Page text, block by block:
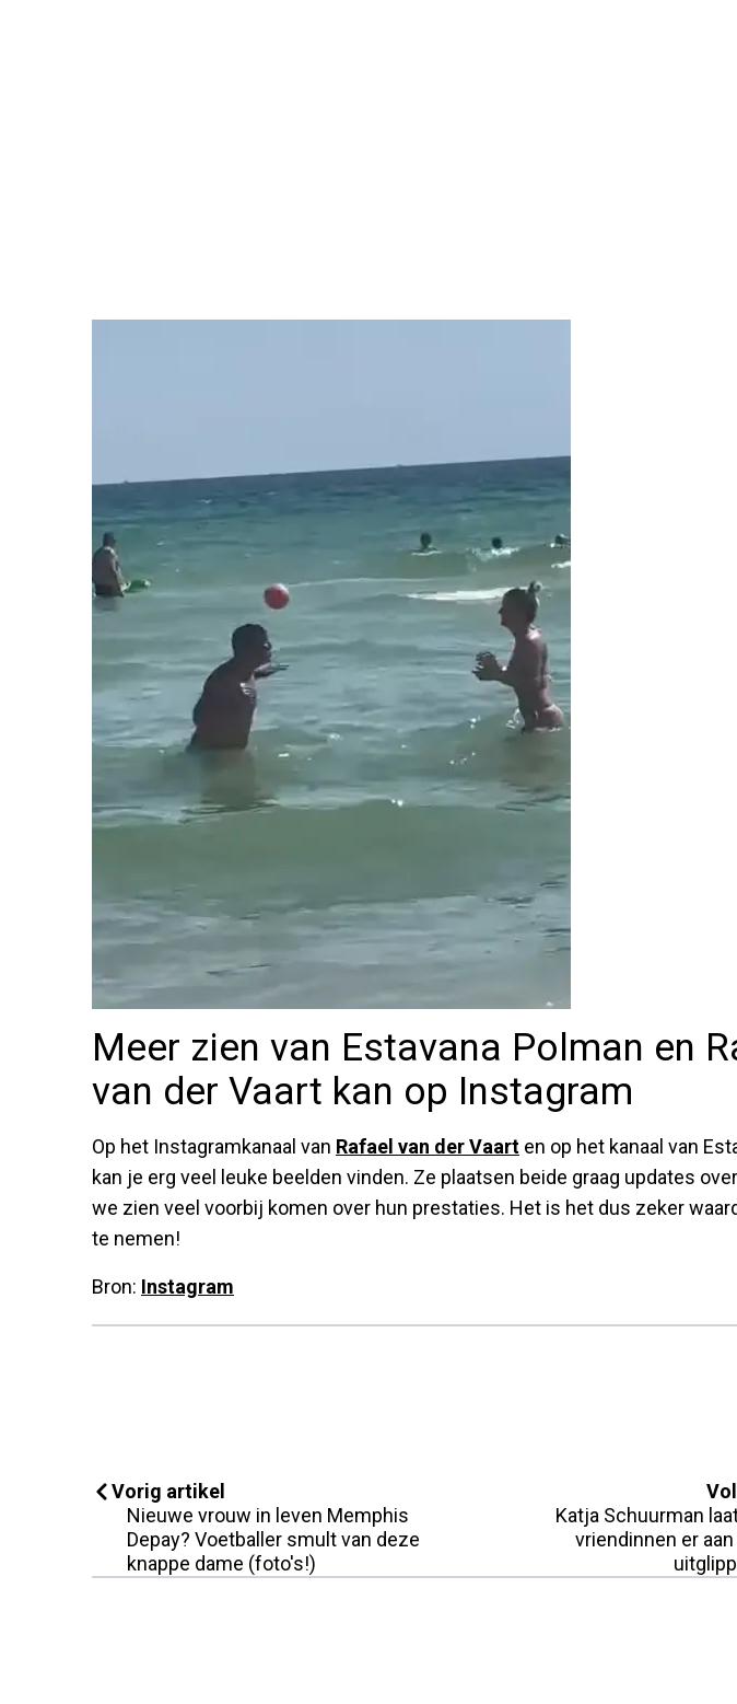
Meer zien van Estavana Polman en
van der Vaart kan op Instagram
Op het Instagramkanaal van Rafael van der Vaart en op het kanaal van
kan je erg veel leuke beelden vinden. Ze plaatsen beide graag updates
we zien veel voorbij komen over hun prestaties. Het is het dus zeker
te nemen!
Bron: Instagram
Vorig artikel
Nieuwe vrouw in leven Memphis
Depay? Voetballer smult van deze
knappe dame (foto's!)
Katja Schuurman
vriendinnen er